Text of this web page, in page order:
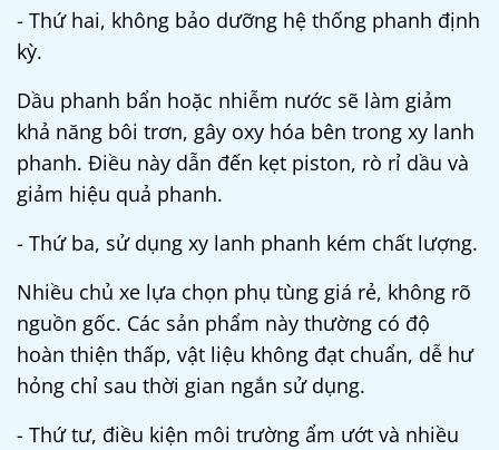
- Thứ hai, không bảo dưỡng hệ thống phanh định
kỳ.
Dầu phanh bẩn hoặc nhiễm nước sẽ làm giảm
khả năng bôi trơn, gây oxy hóa bên trong xy lanh
phanh. Điều này dẫn đến kẹt piston, rò rỉ dầu và
giảm hiệu quả phanh.
- Thứ ba, sử dụng xy lanh phanh kém chất lượng.
Nhiều chủ xe lựa chọn phụ tùng giá rẻ, không rõ
nguồn gốc. Các sản phẩm này thường có độ
hoàn thiện thấp, vật liệu không đạt chuẩn, dễ hư
hỏng chỉ sau thời gian ngắn sử dụng.
- Thứ tư, điều kiện môi trường ẩm ướt và nhiều